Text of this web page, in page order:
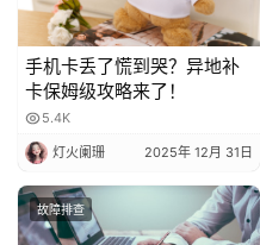
手机卡丢了慌到哭？异地补
卡保姆级攻略来了！
5.4K
灯火阑珊 2025年 12月 31日
故障排查